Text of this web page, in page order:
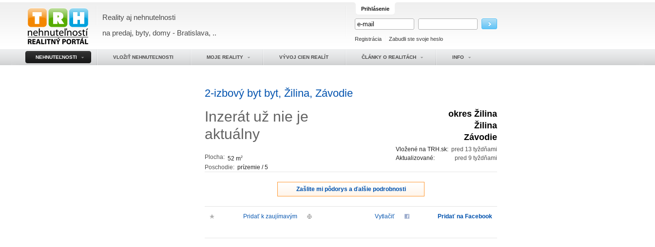
Reality aj nehnutelnosti
na predaj, byty, domy - Bratislava, ..
Prihlásenie
Registrácia Zabudli ste svoje heslo
NEHNUTEĽNOSTI VLOŽIŤ NEHNUTEĽNOSTI MOJE REALITY VÝVOJ CIEN REALÍT ČLÁNKY O REALITÁCH INFO
2-izbový byt byt, Žilina, Závodie
Inzerát už nie je
aktuálny
Plocha: 52 m2
Poschodie: prízemie / 5
okres Žilina
Žilina
Závodie
pred 13 tyždňami
Vložené na TRH.sk:
pred 9 tyždňami
Aktualizované:
Zašlite mi pôdorys a ďalšie podrobnosti
Pridať k zaujímavým Vytlačiť Pridať na Facebook